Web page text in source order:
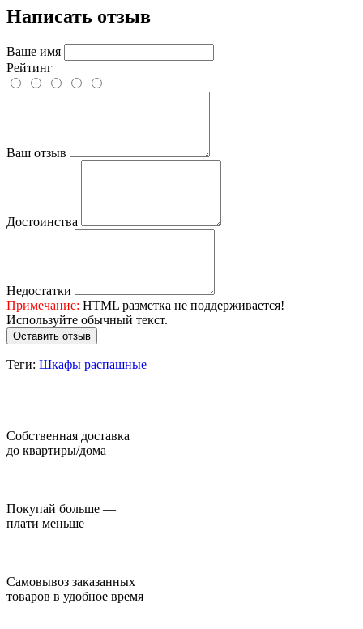
Написать отзыв
Ваше имя
Рейтинг
Ваш отзыв
Достоинства
Недостатки
Примечание: HTML разметка не поддерживается!
Используйте обычный текст.
Оставить отзыв
Теги: Шкафы распашные
Собственная доставка
до квартиры/дома
Покупай больше —
плати меньше
Самовывоз заказанных
товаров в удобное время